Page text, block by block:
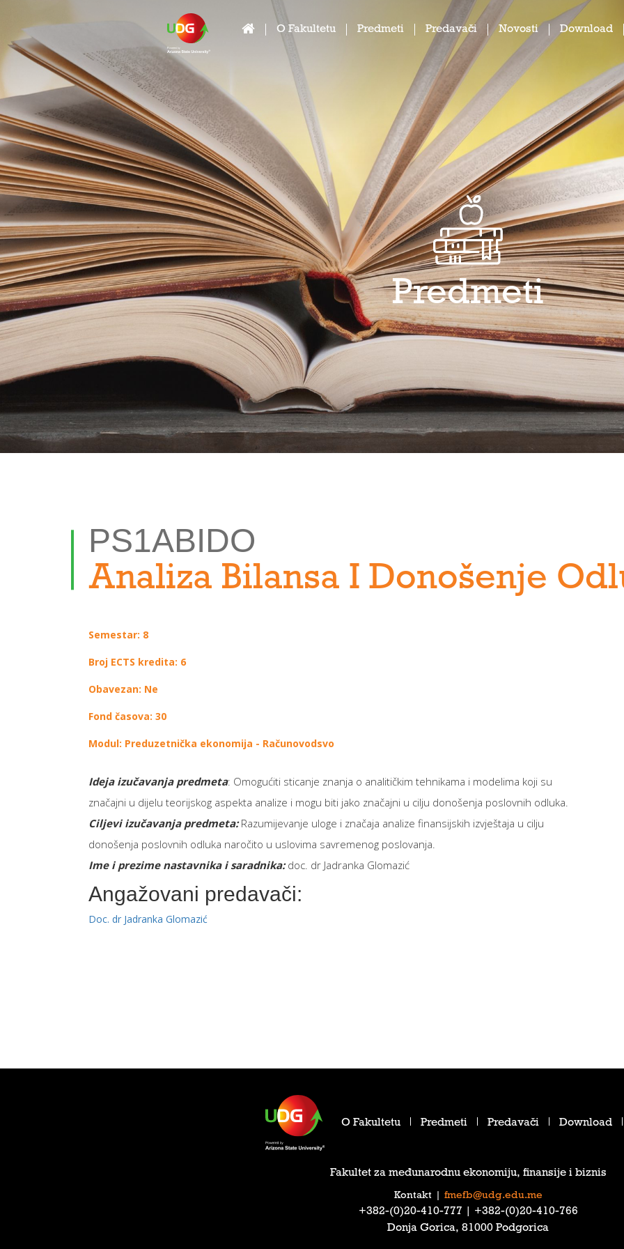
O Fakultetu Predmeti Predavači Novosti Download
Predmeti
PS1ABIDO
Analiza Bilansa I Donošenje
Semestar: 8
Broj ECTS kredita: 6
Obavezan: Ne
Fond časova: 30
Modul: Preduzetnička ekonomija - Računovodsvo
Ideja izučavanja predmeta: Omogućiti sticanje znanja o analitičkim tehnikama i modelima koji su
značajni u dijelu teorijskog aspekta analize i mogu biti jako značajni u cilju donošenja poslovnih odluka.
Ciljevi izučavanja predmeta:Razumijevanje uloge i značaja analize finansijskih izvještaja u cilju
donošenja poslovnih odluka naročito u uslovima savremenog poslovanja.
Ime i prezime nastavnika i saradnika:doc. dr Jadranka Glomazić
Angažovani predavači:
Doc. dr Jadranka Glomazić
O Fakultetu Predmeti Predavači Download
Fakultet za međunarodnu ekonomiju, finansije i biznis
Kontakt fmefb@udg.edu.me
‎+382-(0)20-410-777‎ | ‎+382-(0)20-410-766‎
Donja Gorica, 81000 Podgorica